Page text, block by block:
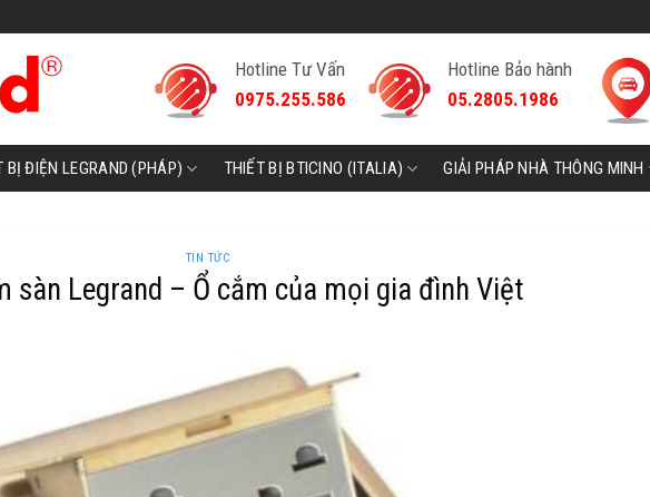
Hotline Tư Vấn
0975.255.586
Hotline Bảo hành
05.2805.1986
BỊ ĐIỆN LEGRAND (PHÁP) THIẾT BỊ BTICINO (ITALIA) GIẢI PHÁP NHÀ THÔNG MINH
TIN TỨC
sàn Legrand – Ổ cắm của mọi gia đình Việt